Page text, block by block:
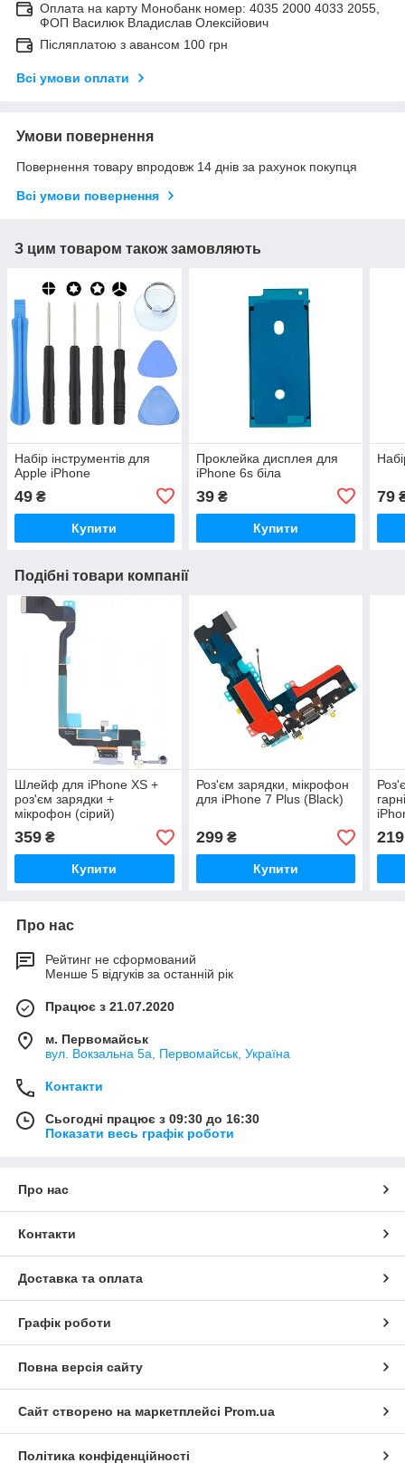
Оплата на карту Монобанк номер: 4035 2000 4033 2055,
ФОП Василюк Владислав Олексійович
Післяплатою з авансом 100 грн
Всі умови оплати
Умови повернення
Повернення товару впродовж 14 днів за рахунок покупця
Всі умови повернення
З цим товаром також замовляють
Набір інструментів для
Apple iPhone
49 ₴
Купити
Проклейка дисплея для
iPhone 6s біла
39₴
Купити
79
Подібні товари компанії
Шлейф для iPhone XS +
роз'єм зарядки +
мікрофон (сірий)
359 ₴
Купити
Роз'єм зарядки, мікрофон
для iPhone 7 Plus (Black)
299₴
Купити
219
Про нас
Рейтинг не сформований
Менше 5 відгуків за останній рік
Працює з 21.07.2020
м. Первомайськ
вул. Вокзальна 5а, Первомайськ, Україна
Контакти
Сьогодні працює з 09:30 до 16:30
Показати весь графік роботи
Про нас
Контакти
Доставка та оплата
Графік роботи
Повна версія сайту
Сайт створено на маркетплейсі Prom.ua
Політика конфіденційності